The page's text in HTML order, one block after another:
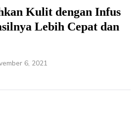
Kulit dengan Infus
Lebih Cepat dan
6, 2021